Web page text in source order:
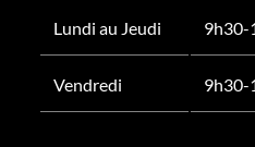
Lundi au Jeudi
9h30-
Vendredi 9h30-